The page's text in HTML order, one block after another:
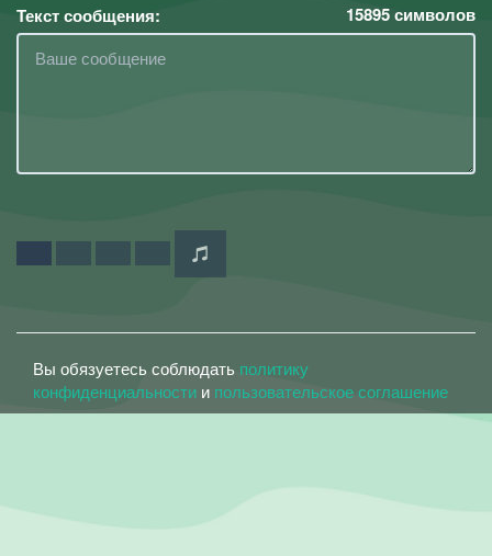
Текст сообщения: 15895символов
Вы обязуетесь соблюдать политику
конфиденциальности и пользовательское соглашение